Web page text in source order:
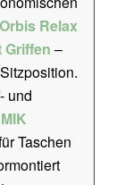
Relax
Griffen –
und
Taschen